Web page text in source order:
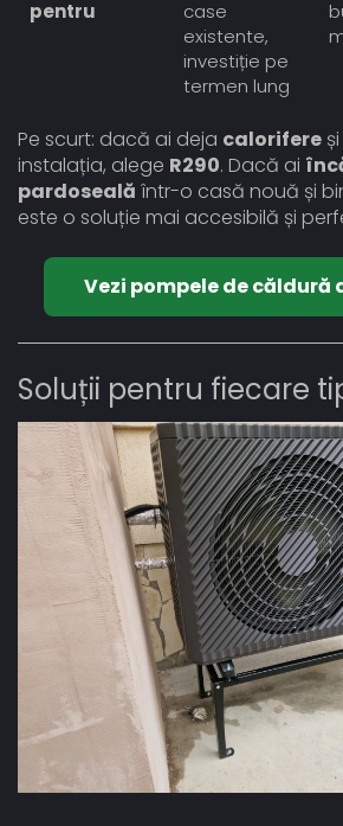
pentru
case
existente,
investiție pe
termen lung
Pe scurt: dacă ai deja calorifere
instalația, alege R290. Dacă ai
pardoseală într-o casă nouă și
este o soluție mai accesibilă și
Vezi pompele de căldură
Soluții pentru fiecare